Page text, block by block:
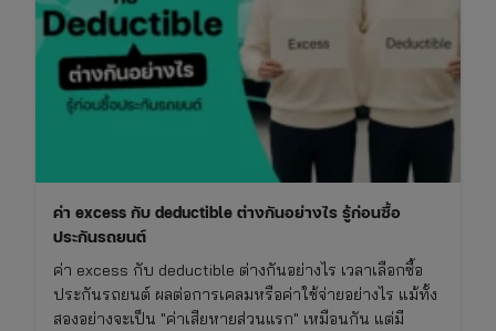
ค่า excess กับ deductible ต่างกันอย่างไร รู้ก่อนซื้อ
ประกันรถยนต์
ค่า excess กับ deductible ต่างกันอย่างไร เวลาเลือกซื้อ
ประกันรถยนต์ ผลต่อการเคลมหรือค่าใช้จ่ายอย่างไร แม้ทั้ง
สองอย่างจะเป็น "ค่าเสียหายส่วนแรก" เหมือนกัน แต่มี